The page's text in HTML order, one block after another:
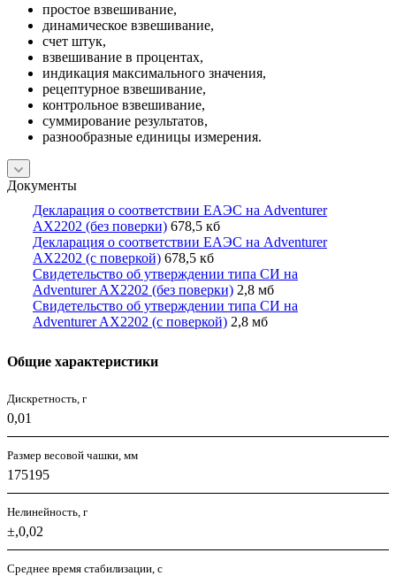
простое взвешивание,
динамическое взвешивание,
счет штук,
взвешивание в процентах,
индикация максимального значения,
рецептурное взвешивание,
контрольное взвешивание,
суммирование результатов,
разнообразные единицы измерения.
Документы
Декларация о соответствии ЕАЭС на Adventurer
AX2202 (без поверки) 678,5 кб
Декларация о соответствии ЕАЭС на Adventurer
AX2202 (с поверкой) 678,5 кб
Свидетельство об утверждении типа СИ на
Adventurer AX2202 (без поверки) 2,8 мб
Свидетельство об утверждении типа СИ на
Adventurer AX2202 (с поверкой) 2,8 мб
Общие характеристики
Дискретность, г
0,01
Размер весовой чашки, мм
175195
Нелинейность, г
±,0,02
Среднее время стабилизации, с